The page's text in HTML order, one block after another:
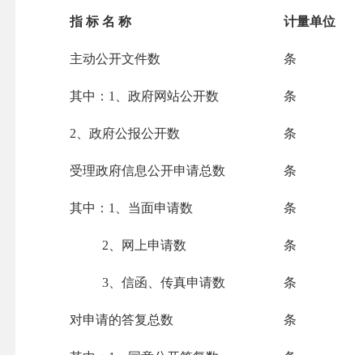
指 标 名 称 计量单位
主动公开文件数 条
其中：1、政府网站公开数 条
2 、政府公报公开数 条
受理政府信息公开申请总数 条
其中：1、当面申请数 条
2、网上申请数 条
3、信函、传真申请数 条
对申请的答复总数 条